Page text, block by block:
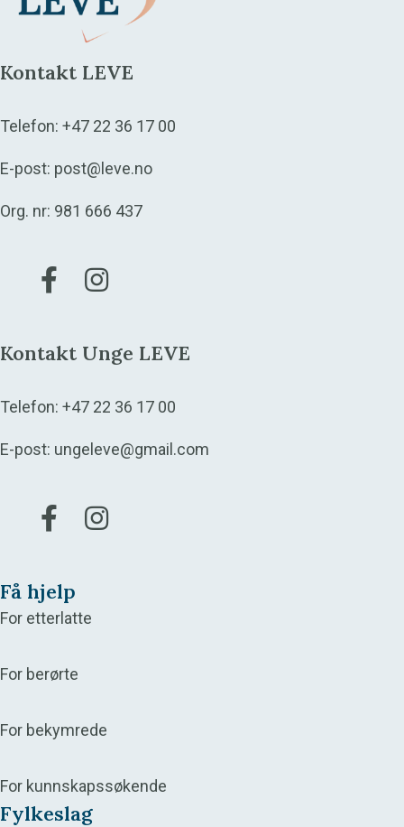
Kontakt LEVE
Telefon: +47 22 36 17 00
E-post: post@leve.no
Org. nr: 981 666 437
Gå til vår Facebook
Gå til vår Instagram
Kontakt Unge LEVE
Telefon: +47 22 36 17 00
E-post: ungeleve@gmail.com
Gå til vår Facebook
Gå til vår Instagram
Få hjelp
For etterlatte
For berørte
For bekymrede
For kunnskapssøkende
Fylkeslag